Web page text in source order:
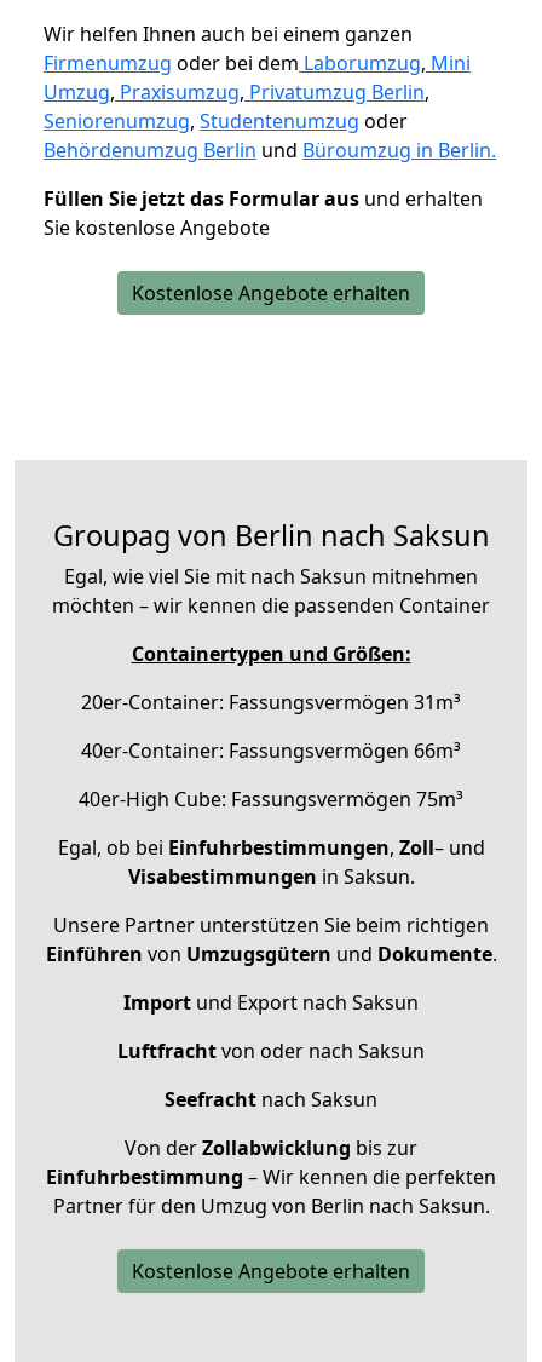
Wir helfen Ihnen auch bei einem ganzen
Firmenumzug oder bei dem Laborumzug, Mini
Umzug, Praxisumzug, Privatumzug Berlin,
Seniorenumzug, Studentenumzug oder
Behördenumzug Berlin und Büroumzug in Berlin.
Füllen Sie jetzt das Formular aus und erhalten
Sie kostenlose Angebote
Kostenlose Angebote erhalten
Groupag von Berlin nach Saksun
Egal, wie viel Sie mit nach Saksun mitnehmen
möchten – wir kennen die passenden Container
Containertypen und Größen:
20er-Container: Fassungsvermögen 31m³
40er-Container: Fassungsvermögen 66m³
40er-High Cube: Fassungsvermögen 75m³
Egal, ob bei Einfuhrbestimmungen, Zoll– und
Visabestimmungen in Saksun.
Unsere Partner unterstützen Sie beim richtigen
Einführen von Umzugsgütern und Dokumente.
Import und Export nach Saksun
Luftfrachtvon oder nach Saksun
Seefracht nach Saksun
Von derZollabwicklung bis zur
Einfuhrbestimmung – Wir kennen die perfekten
Partner für den Umzug von Berlin nach Saksun.
Kostenlose Angebote erhalten